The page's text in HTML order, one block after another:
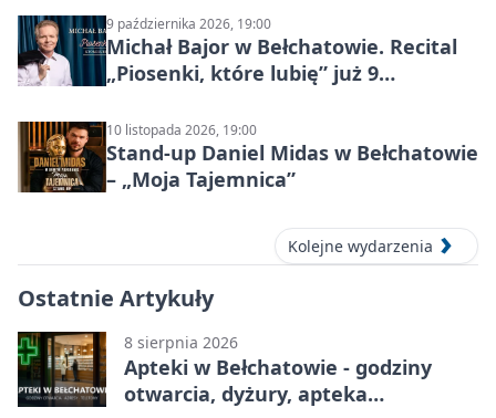
9 października 2026, 19:00
Michał Bajor w Bełchatowie. Recital
„Piosenki, które lubię” już 9
10 listopada 2026, 19:00
Stand-up Daniel Midas w Bełchatowie
– „Moja Tajemnica”
Kolejne wydarzenia
Ostatnie Artykuły
8 sierpnia 2026
Apteki w Bełchatowie - godziny
otwarcia, dyżury, apteka